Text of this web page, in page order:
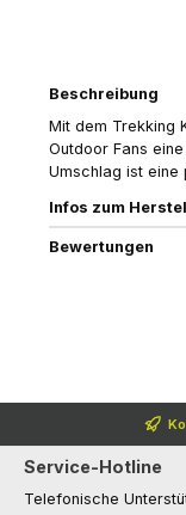
Beschreibung
Mit dem Trekking
Outdoor Fans
Umschlag ist eine
Infos zum
Bewertungen
Service-Hotline
Telefonische